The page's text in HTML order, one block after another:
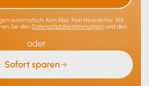
automatisch. Kein Abo. Kein Newsletter. Mit
Sie den Datenschutzbestimmungen und den
oder
Sofort sparen